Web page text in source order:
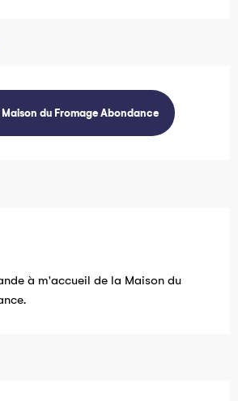
Maison du Fromage Abondance
à m'accueil de la Maison du